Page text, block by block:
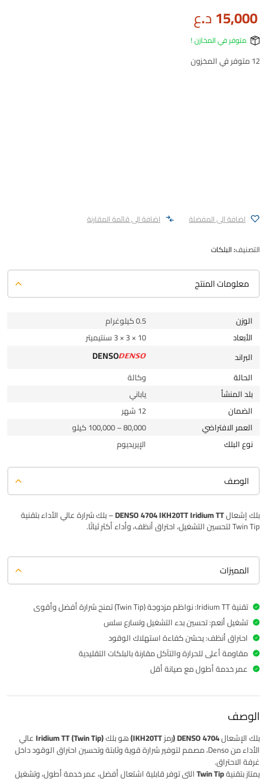
15,000د.ع
متوفر في المخازن !
12 متوفر في المخزون
اضافة الى المفضلة اضافة الى قائمة المقارنة
التصنيف:البلكات
معلومات المنتج
الوزن
0.5 كيلوغرام
الأبعاد
10 × 3 × 3 سنتيميتر
البراند
DENSO
الحالة
وكالة
بلد المنشأ
ياباني
الضمان
12 شهر
العمر الافتراضي
80,000 – 100,000 كيلو
نوع البلك
الإيريديوم
الوصف
بلك إشعالDENSO 4704 IKH20TT Iridium TT– بلك شرارة عالي الأداء بتقنية
Twin Tip لتحسين التشغيل، احتراق أنظف، وأداء أكثر ثباتًا.
المميزات
تقنية Iridium TT: نواظم مزدوجة (Twin Tip) تمنح شرارة أفضل وأقوى
تشغيل أنعم: تحسين بدء التشغيل وتسارع سلس
احتراق أنظف: يحسّن كفاءة استهلاك الوقود
مقاومة أعلى للحرارة والتآكل مقارنة بالبلكات التقليدية
عمر خدمة أطول مع صيانة أقل
الوصف
بلك الإشعالDENSO 4704 (رمز IKH20TT) هو بلكIridium TT (Twin Tip)عالي
الأداء من Denso، مصمم لتوفير شرارة قوية وثابتة وتحسين احتراق الوقود داخل
غرفة الاحتراق.
يمتاز بتقنيةTwin Tipالتي توفر قابلية اشتعال أفضل، عمر خدمة أطول، وتشغيل